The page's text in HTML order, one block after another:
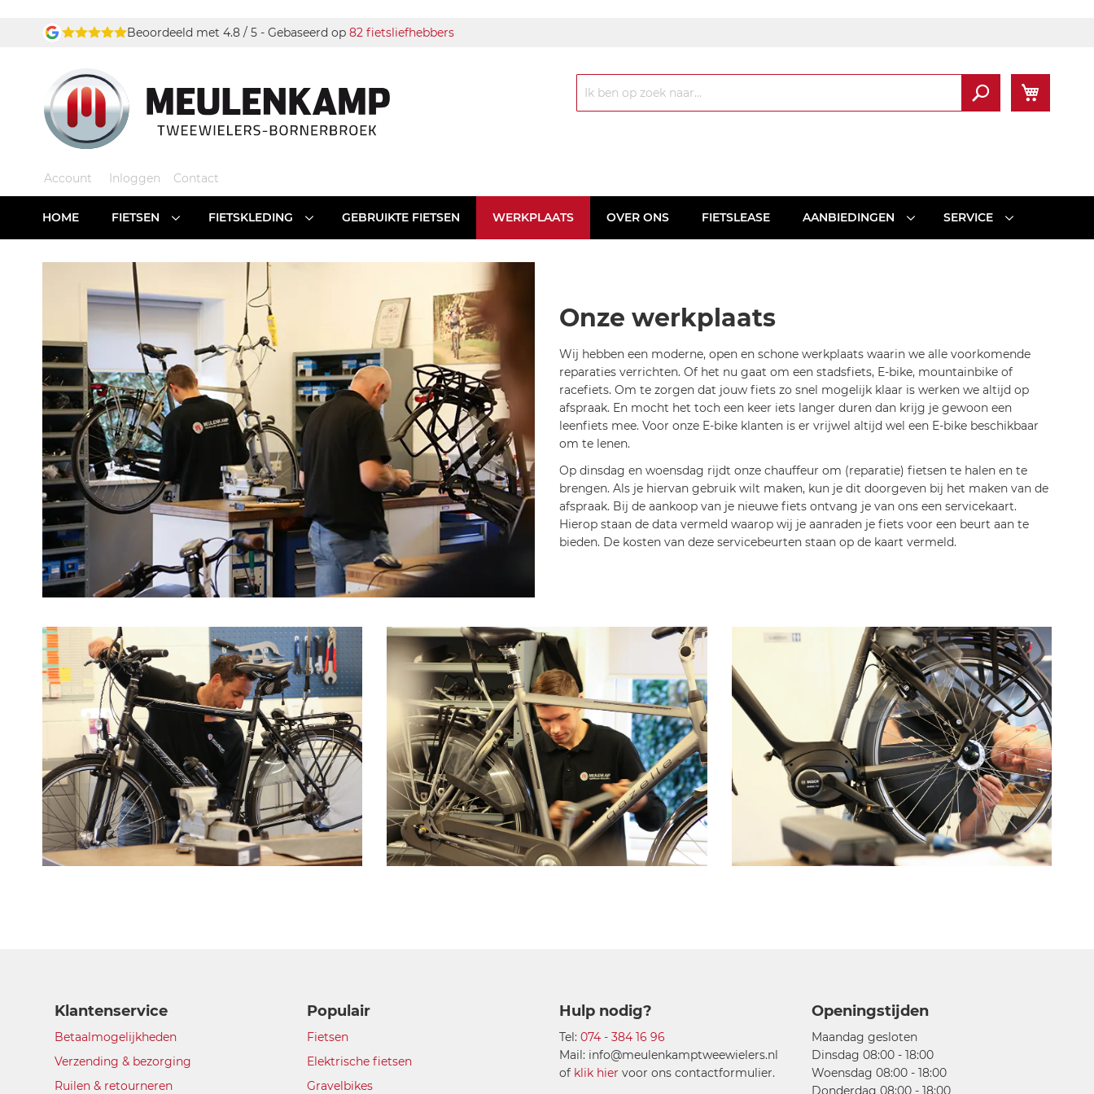
Ga
inhoud
Beoordeeld met 4.8 / 5 - Gebaseerd op 82 fietsliefhebbers
Zoek
Account Inloggen Contact
HOME FIETSEN FIETSKLEDING GEBRUIKTE FIETSEN WERKPLAATS OVER ONS FIETSLEASE AANBIEDINGEN SERVICE
Onze werkplaats
Wij hebben een moderne, open en schone werkplaats waarin we alle voorkomende
reparaties verrichten. Of het nu gaat om een stadsfiets, E-bike, mountainbike of
racefiets. Om te zorgen dat jouw fiets zo snel mogelijk klaar is werken we altijd op
afspraak. En mocht het toch een keer iets langer duren dan krijg je gewoon een
leenfiets mee. Voor onze E-bike klanten is er vrijwel altijd wel een E-bike beschikbaar
om te lenen.
Op dinsdag en woensdag rijdt onze chauffeur om (reparatie) fietsen te halen en te
brengen. Als je hiervan gebruik wilt maken, kun je dit doorgeven bij het maken van de
afspraak. Bij de aankoop van je nieuwe fiets ontvang je van ons een servicekaart.
Hierop staan de data vermeld waarop wij je aanraden je fiets voor een beurt aan te
bieden. De kosten van deze servicebeurten staan op de kaart vermeld.
Klantenservice
Betaalmogelijkheden
Verzending & bezorging
Ruilen & retourneren
Populair
Fietsen
Elektrische fietsen
Gravelbikes
Hulp nodig?
Tel: 074 - 384 16 96
Mail: info@meulenkamptweewielers.nl
of klik hier voor ons contactformulier.
Openingstijden
Maandag gesloten
Dinsdag 08:00 - 18:00
Woensdag 08:00 - 18:00
Donderdag 08:00 - 18:00